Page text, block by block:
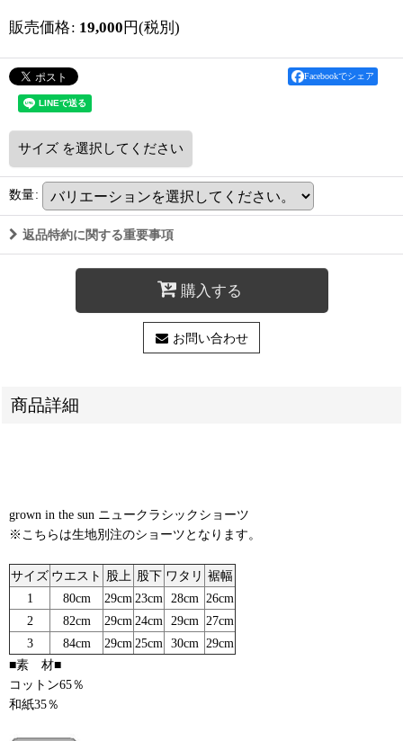
販売価格: 19,000 円(税別)
Facebookでシェア
サイズ を選択してください
数量:
返品特約に関する重要事項
購入する
お問い合わせ
商品詳細
grown in the sun ニュークラシックショーツ
※こちらは生地別注のショーツとなります。
サイズ ウエスト 股上 股下 ワタリ 裾幅
1
80cm 29cm 23cm 28cm
26cm
2
82cm 29cm 24cm 29cm
27cm
3
84cm 29cm 25cm 30cm
29cm
■素 材■
コットン65％
和紙35％